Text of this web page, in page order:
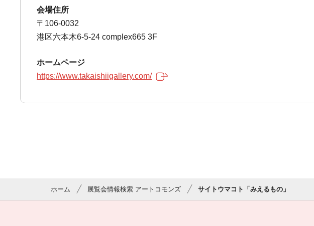
会場住所
〒106-0032
港区六本木6-5-24 complex665 3F
ホームページ
https://www.takaishiigallery.com/
ホーム 展覧会情報検索 アートコモンズ サイトウマコト「みえるもの」